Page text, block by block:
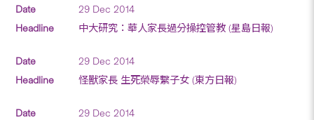
29 Dec 2014
中大研究：華人家長過分操控管教 (星島日報)
29 Dec 2014
怪獸家長 生死榮辱繫子女 (東方日報)
29 Dec 2014